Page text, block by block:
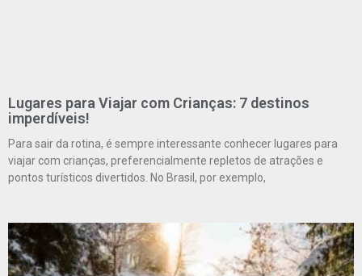
Lugares para Viajar com Crianças: 7 destinos
imperdíveis!
Para sair da rotina, é sempre interessante conhecer lugares para
viajar com crianças, preferencialmente repletos de atrações e
pontos turísticos divertidos. No Brasil, por exemplo,